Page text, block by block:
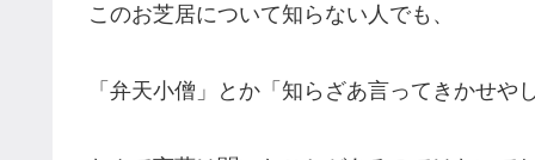
このお芝居について知らない人でも、
「弁天小僧」とか「知らざあ言ってきかせや